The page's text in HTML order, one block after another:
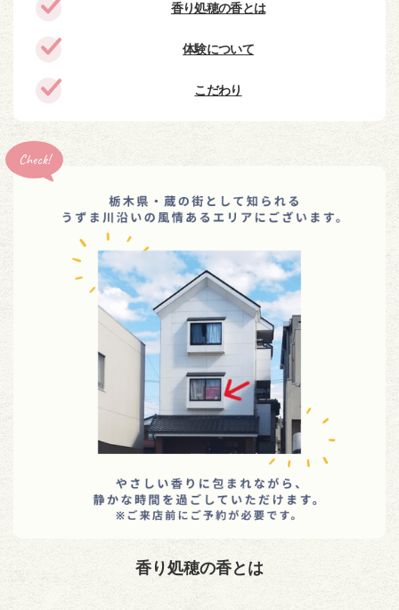
香り処穂の香とは
体験について
こだわり
Check!
香り処穂の香とは